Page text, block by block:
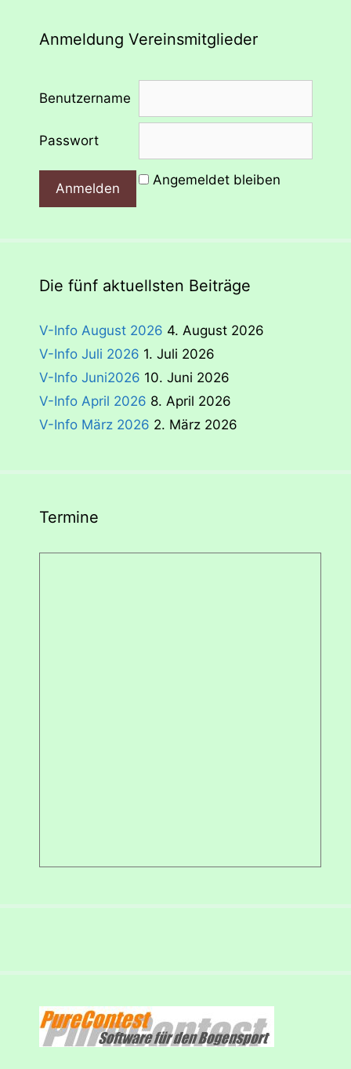
Anmeldung Vereinsmitglieder
Benutzername
Passwort
Angemeldet bleiben
Die fünf aktuellsten Beiträge
V-Info August 2026 4. August 2026
V-Info Juli 2026 1. Juli 2026
V-Info Juni2026 10. Juni 2026
V-Info April 2026 8. April 2026
V-Info März 2026 2. März 2026
Termine